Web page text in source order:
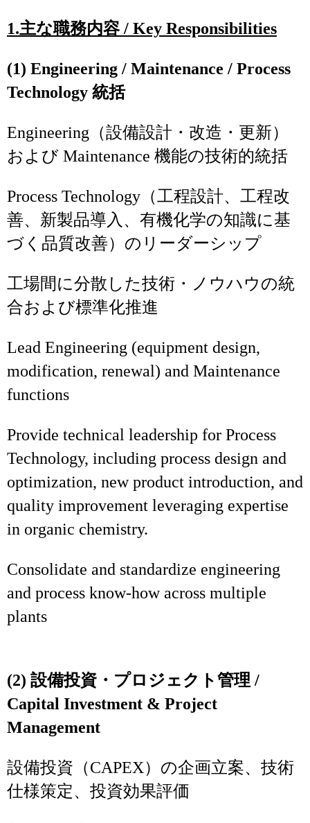
1.主な職務内容/ Key Responsibilities
(1) Engineering / Maintenance / Process
Technology 統括
Engineering（設備設計・改造・更新）
および Maintenance 機能の技術的統括
Process Technology（工程設計、工程改
善、新製品導入、有機化学の知識に基
づく品質改善）のリーダーシップ
工場間に分散した技術・ノウハウの統
合および標準化推進
Lead Engineering (equipment design,
modification, renewal) and Maintenance
functions
Provide technical leadership for Process
Technology, including process design and
optimization, new product introduction, and
quality improvement leveraging expertise
in organic chemistry.
Consolidate and standardize engineering
and process know‑how across multiple
plants
(2) 設備投資・プロジェクト管理 /
Capital Investment & Project
Management
設備投資（CAPEX）の企画立案、技術
仕様策定、投資効果評価